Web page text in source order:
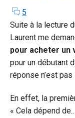
5
"Combien
faut-
il
d’argent
pour
un
viager
Suite à la lecture
Laurent me
pour acheter un
pour un débutant
réponse n’est
En effet, la
« Cela dépend